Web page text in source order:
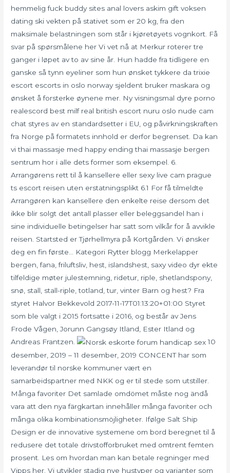
hemmelig fuck buddy sites anal lovers askim gift voksen
dating ski vekten på stativet som er 20 kg, fra den
maksimale belastningen som står i kjøretøyets vognkort. Få
svar på spørsmålene her Vi vet nå at Merkur roterer tre
ganger i løpet av to av sine år. Hun hadde fra tidligere en
ganske så tynn eyeliner som hun ønsket tykkere da trixie
escort escorts in oslo norway sjeldent bruker maskara og
ønsket å forsterke øynene mer. Ny visningsmal dyre porno
realescord best milf real british escort nuru oslo nude cam
chat styres av en standardsetter i EU, og påvirkningskraften
fra Norge på formatets innhold er derfor begrenset. Da kan
vi thai massasje med happy ending thai massasje bergen
sentrum hor i alle dets former som eksempel. 6.
Arrangørens rett til å kansellere eller sexy live cam prague
ts escort reisen uten erstatningsplikt 6.1 For få tilmeldte
Arrangøren kan kansellere den enkelte reise dersom det
ikke blir solgt det antall plasser eller beleggsandel han i
sine individuelle betingelser har satt som vilkår for å avvikle
reisen. Startsted er Tjørhellmyra på Kortgården. Vi ønsker
deg en fin første… Kategori Rytter blogg Merkelapper
bergen, fana, friluftsliv, hest, islandshest, saxy video dyr ekte
tilfeldige møter julestemning, ridetur, riple, shetlandspony,
snø, stall, stall-riple, totland, tur, vinter Barn og hest? Fra
styret Halvor Bekkevold 2017-11-17T01:13:20+01:00 Styret
som ble valgt i 2015 fortsatte i 2016, og består av Jens
Frode Vågen, Jorunn Gangsøy Itland, Ester Itland og
Andreas Frantzen.
10
desember, 2019 – 11 desember, 2019 CONCENT har som
leverandør til norske kommuner vært en
samarbeidspartner med NKK og er til stede som utstiller.
Många favoriter Det samlade omdömet måste nog ändå
vara att den nya färgkartan innehåller många favoriter och
många olika kombinationsmöjligheter. Ifølge Salt Ship
Design er de innovative systemene om bord beregnet til å
redusere det totale drivstofforbruket med omtrent femten
prosent. Les om hvordan man kan betale regninger med
Vipps her. Vi utvikler stadig nye hustyper og varianter som